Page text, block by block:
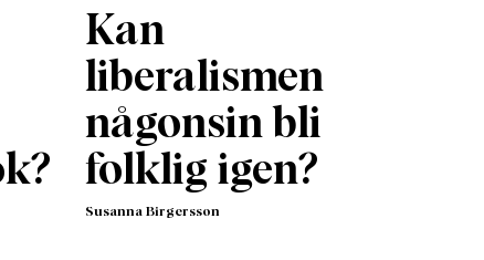
Kan
liberalismen
någonsin bli
folklig igen?
Susanna Birgersson